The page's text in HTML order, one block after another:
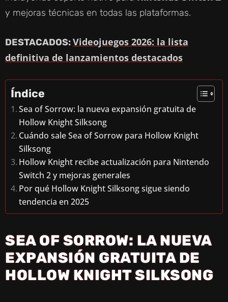
y mejoras técnicas en todas las plataformas.
DESTACADOS:Videojuegos 2026: la lista
definitiva de lanzamientos destacados
Índice
Sea of Sorrow: la nueva expansión gratuita de
Hollow Knight Silksong
Cuándo sale Sea of Sorrow para Hollow Knight
Silksong
Hollow Knight recibe actualización para Nintendo
Switch 2 y mejoras generales
Por qué Hollow Knight Silksong sigue siendo
tendencia en 2025
SEA OF SORROW: LA NUEVA
EXPANSIÓN GRATUITA DE
HOLLOW KNIGHT SILKSONG